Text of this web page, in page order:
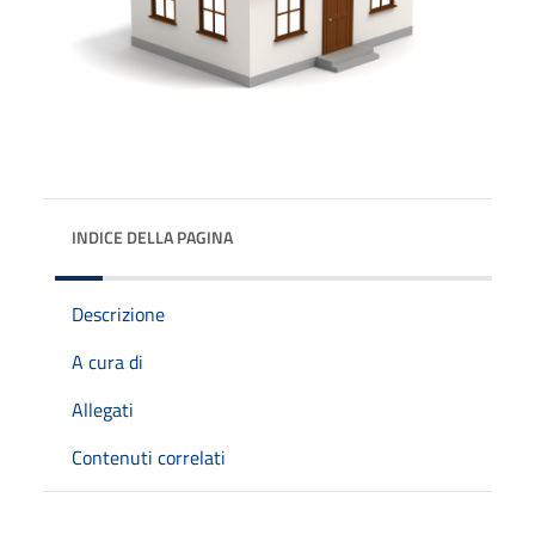
INDICE DELLA PAGINA
Descrizione
A cura di
Allegati
Contenuti correlati